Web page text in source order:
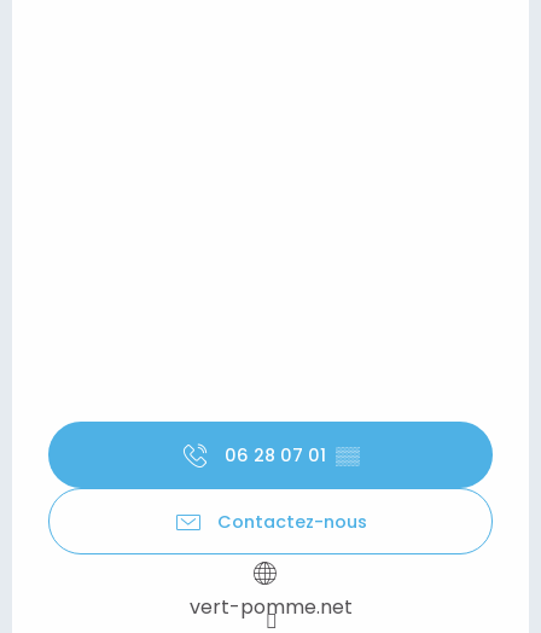
06 28 07 01 ▒▒
Contactez-nous
vert-pomme.net